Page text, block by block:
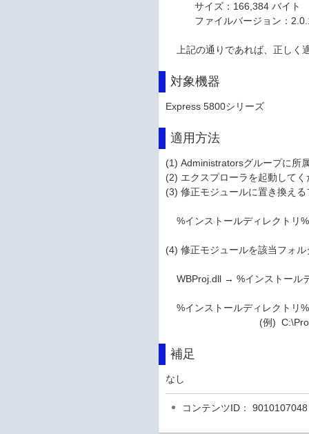
サイズ：166,384 バイト
ファイルバージョン：
上記の通りであれば、正しく
対象機器
Express 5800シリーズ
適用方法
(1) Administratorsグループに所
(2) エクスプローラを起動してく
(3) 修正モジュールに置き換え
%インストールディレクトリ
(4) 修正モジュールを該当フォ
WBProj.dll → %インストール
%インストールディレクトリ
(例) C:\Program
補足
なし
コンテンツID： 9010107048